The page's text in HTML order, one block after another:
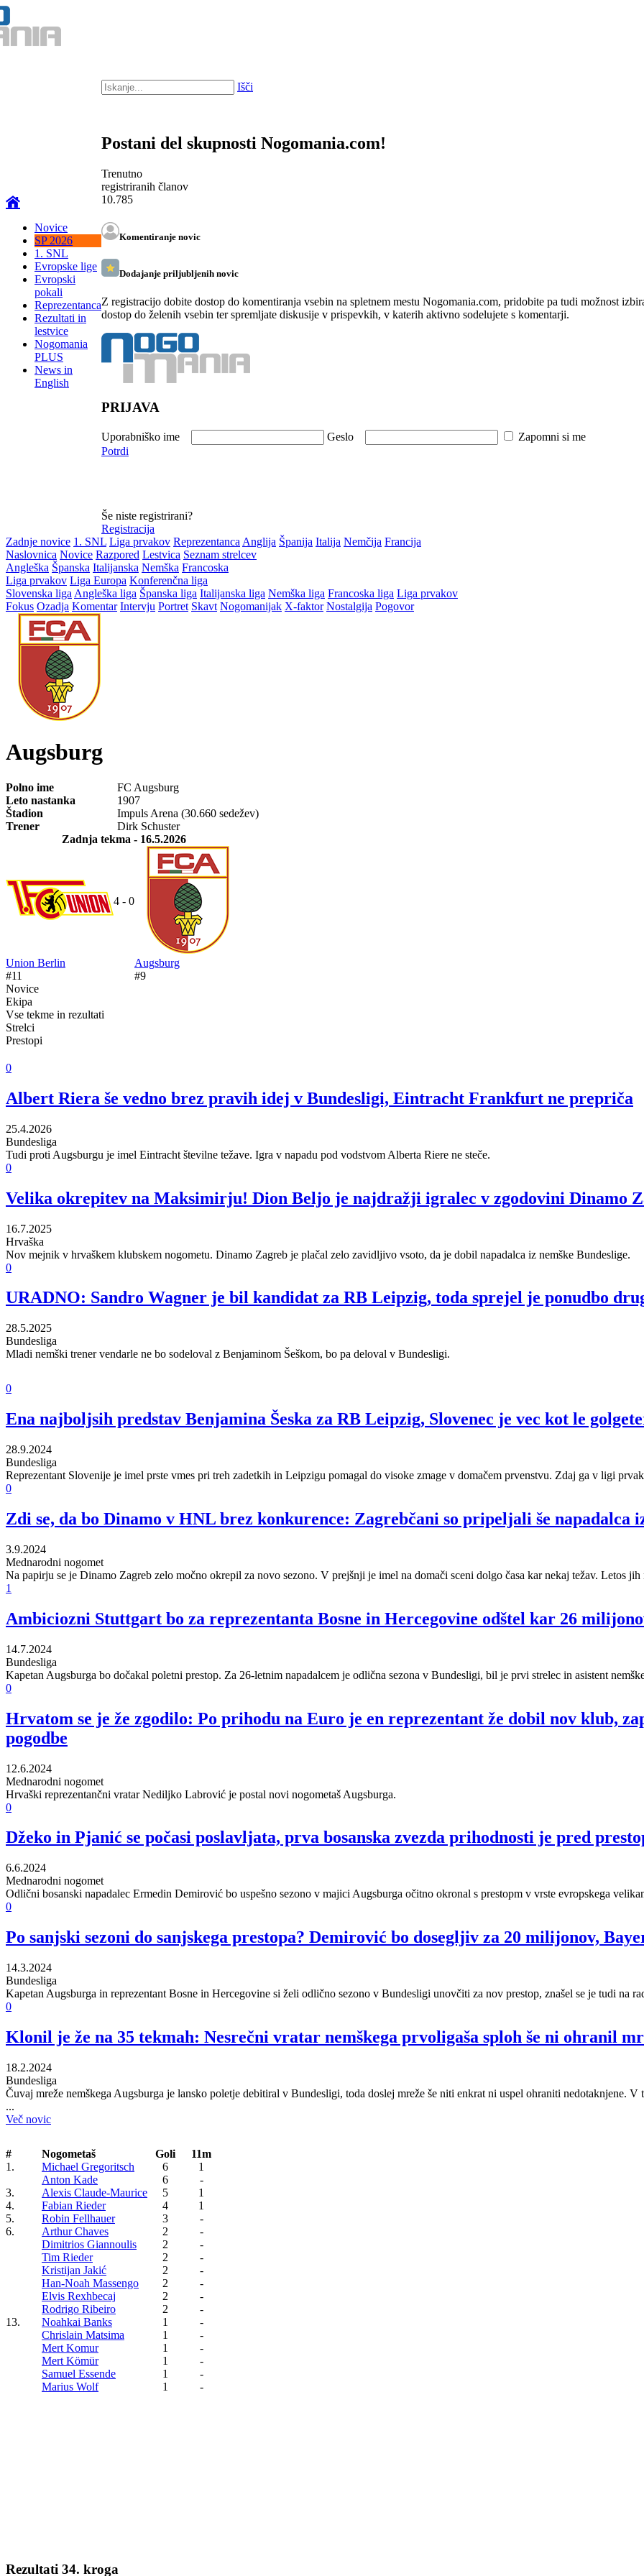
Novice
SP 2026
1. SNL
Evropske lige
Evropski
pokali
Reprezentanca
Rezultati in
lestvice
Nogomania
PLUS
News in
English
Išči
Postani del skupnosti Nogomania.com!
Trenutno
registriranih članov
10.785
Komentiranje novic
Dodajanje priljubljenih novic
Z registracijo dobite dostop do komentiranja vsebin na spletnem mestu Nogomania.com, pridobite pa tudi možnost
dostop do želenih vsebin ter spremljate diskusije v prispevkih, v katerih aktivno sodelujete s komentarji.
PRIJAVA
Uporabniško ime Geslo Zapomni si me
Potrdi
Še niste registrirani?
Registracija
Zadnje novice 1. SNL Liga prvakov Reprezentanca Anglija Španija Italija Nemčija Francija
Naslovnica Novice Razpored Lestvica Seznam strelcev
Angleška Španska Italijanska Nemška Francoska
Liga prvakov Liga Europa Konferenčna liga
Slovenska liga Angleška liga Španska liga Italijanska liga Nemška liga Francoska liga Liga prvakov
Fokus Ozadja Komentar Intervju Portret Skavt Nogomanijak X-faktor Nostalgija Pogovor
Augsburg
Polno ime
FC Augsburg
Leto nastanka
1907
Štadion
Impuls Arena (30.660 sedežev)
Trener
Dirk Schuster
Zadnja tekma - 16.5.2026
4 - 0
Union Berlin
#11
Augsburg
#9
Novice
Ekipa
Vse tekme in rezultati
Strelci
Prestopi
0
Albert Riera še vedno brez pravih idej v Bundesligi, Eintracht Frankfurt ne prepriča
25.4.2026
Bundesliga
Tudi proti Augsburgu je imel Eintracht številne težave. Igra v napadu pod vodstvom Alberta Riere ne steče.
0
Velika okrepitev na Maksimirju! Dion Beljo je najdražji igralec v zgodovini Dinamo
16.7.2025
Hrvaška
Nov mejnik v hrvaškem klubskem nogometu. Dinamo Zagreb je plačal zelo zavidljivo vsoto, da je dobil napadalca iz nemške Bundeslige.
0
URADNO: Sandro Wagner je bil kandidat za RB Leipzig, toda sprejel je ponudbo
28.5.2025
Bundesliga
Mladi nemški trener vendarle ne bo sodeloval z Benjaminom Šeškom, bo pa deloval v Bundesligi.
0
Ena najboljsih predstav Benjamina Šeska za RB Leipzig, Slovenec je vec kot le
28.9.2024
Bundesliga
Reprezentant Slovenije je imel prste vmes pri treh zadetkih in Leipzigu pomagal do visoke zmage v domačem prvenstvu. Zdaj ga v ligi
0
Zdi se, da bo Dinamo v HNL brez konkurence: Zagrebčani so pripeljali še napadalca
3.9.2024
Mednarodni nogomet
Na papirju se je Dinamo Zagreb zelo močno okrepil za novo sezono. V prejšnji je imel na domači sceni dolgo časa kar nekaj težav. Letos jih
1
Ambiciozni Stuttgart bo za reprezentanta Bosne in Hercegovine odštel kar 26
14.7.2024
Bundesliga
Kapetan Augsburga bo dočakal poletni prestop. Za 26-letnim napadalcem je odlična sezona v Bundesligi, bil je prvi strelec in asistent
0
Hrvatom se je že zgodilo: Po prihodu na Euro je en reprezentant že dobil nov klub,
pogodbe
12.6.2024
Mednarodni nogomet
Hrvaški reprezentančni vratar Nediljko Labrović je postal novi nogometaš Augsburga.
0
Džeko in Pjanić se počasi poslavljata, prva bosanska zvezda prihodnosti je pred
6.6.2024
Mednarodni nogomet
Odlični bosanski napadalec Ermedin Demirović bo uspešno sezono v majici Augsburga očitno okronal s prestopm v vrste evropskega
0
Po sanjski sezoni do sanjskega prestopa? Demirović bo dosegljiv za 20 milijonov,
14.3.2024
Bundesliga
Kapetan Augsburga in reprezentant Bosne in Hercegovine si želi odlično sezono v Bundesligi unovčiti za nov prestop, znašel se je tudi na
0
Klonil je že na 35 tekmah: Nesrečni vratar nemškega prvoligaša sploh še ni ohranil
18.2.2024
Bundesliga
Čuvaj mreže nemškega Augsburga je lansko poletje debitiral v Bundesligi, toda doslej mreže še niti enkrat ni uspel ohraniti nedotaknjene. V
...
Več novic
# Nogometaš Goli
11m
1.
Michael Gregoritsch 6
1
Anton Kade
6
-
3.
Alexis Claude-Maurice 5
1
4.
Fabian Rieder 4
1
5.
Robin Fellhauer 3
-
6.
Arthur Chaves 2
-
Dimitrios Giannoulis
2
-
Tim Rieder
2
-
Kristijan Jakić
2
-
Han-Noah Massengo
2
-
Elvis Rexhbecaj
2
-
Rodrigo Ribeiro
2
-
13.
Noahkai Banks 1
-
Chrislain Matsima
1
-
Mert Komur
1
-
Mert Kömür
1
-
Samuel Essende
1
-
Marius Wolf
1 -
Rezultati 34. kroga